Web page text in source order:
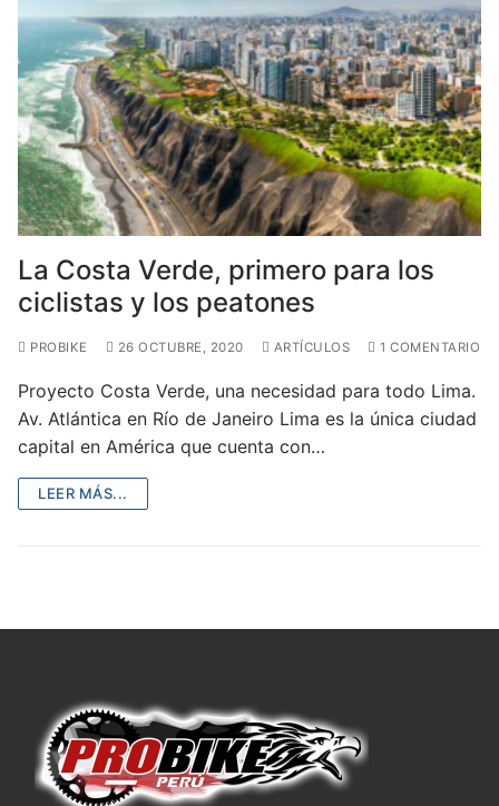
La Costa Verde, primero para los
ciclistas y los peatones
PROBIKE 26 OCTUBRE, 2020 ARTÍCULOS 1 COMENTARIO
Proyecto Costa Verde, una necesidad para todo Lima.
Av. Atlántica en Río de Janeiro Lima es la única ciudad
capital en América que cuenta con…
LEER MÁS...